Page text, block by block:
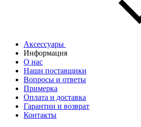
Аксессуары
Информация
О нас
Наши поставщики
Вопросы и ответы
Примерка
Оплата и доставка
Гарантии и возврат
Контакты